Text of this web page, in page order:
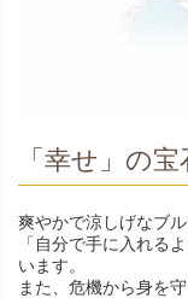
「幸せ」の
爽やかで涼しげなブ
「自分で手に入れる
います。
また、危機から身を